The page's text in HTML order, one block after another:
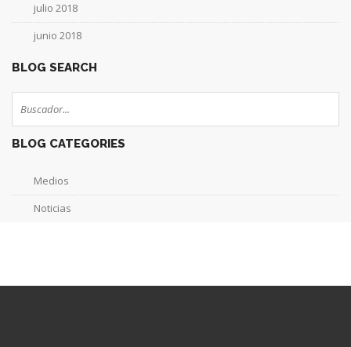
julio 2018
junio 2018
BLOG SEARCH
BLOG CATEGORIES
Medios
Noticias